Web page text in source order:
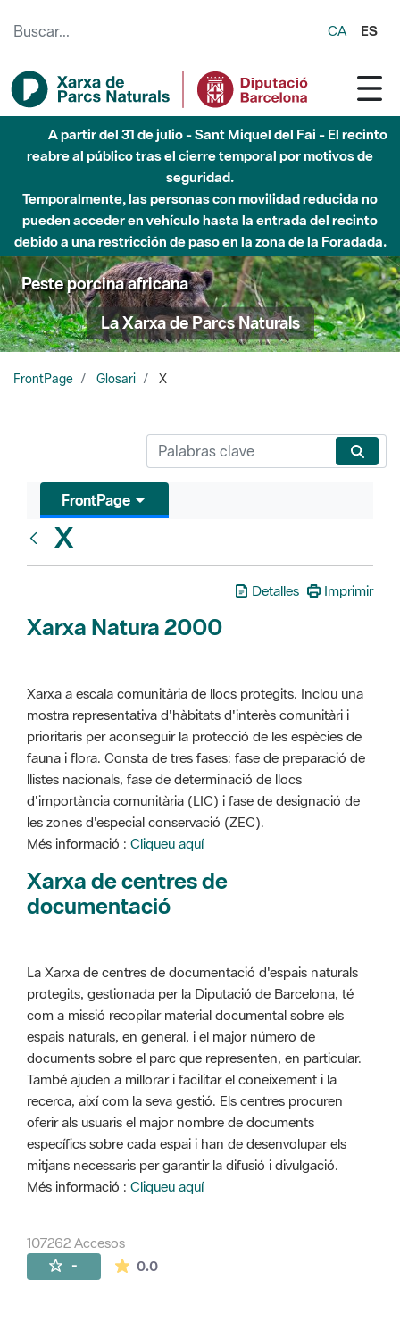
CA ES
A partir del 31 de julio - Sant Miquel del Fai - El recinto
reabre al público tras el cierre temporal por motivos de
seguridad.
Temporalmente, las personas con movilidad reducida no
pueden acceder en vehículo hasta la entrada del recinto
debido a una restricción de paso en la zona de la Foradada.
Peste porcina africana
La Xarxa de Parcs Naturals
FrontPage Glosari X
FrontPage
X
Detalles Imprimir
Xarxa Natura 2000
Xarxa a escala comunitària de llocs protegits. Inclou una
mostra representativa d'hàbitats d'interès comunitàri i
prioritaris per aconseguir la protecció de les espècies de
fauna i flora. Consta de tres fases: fase de preparació de
llistes nacionals, fase de determinació de llocs
d'importància comunitària (LIC) i fase de designació de
les zones d'especial conservació (ZEC).
Més informació : Cliqueu aquí
Xarxa de centres de
documentació
La Xarxa de centres de documentació d'espais naturals
protegits, gestionada per la Diputació de Barcelona, té
com a missió recopilar material documental sobre els
espais naturals, en general, i el major número de
documents sobre el parc que representen, en particular.
També ajuden a millorar i facilitar el coneixement i la
recerca, així com la seva gestió. Els centres procuren
oferir als usuaris el major nombre de documents
específics sobre cada espai i han de desenvolupar els
mitjans necessaris per garantir la difusió i divulgació.
Més informació : Cliqueu aquí
107262 Accesos
- 0.0La valoración media es de 0 estrellas de